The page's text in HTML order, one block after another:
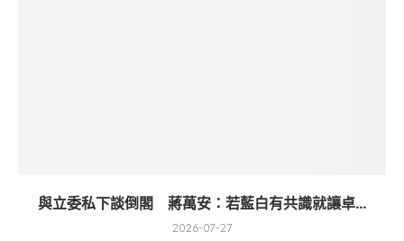
與立委私下談倒閣 蔣萬安：若藍白有共識就讓卓...
2026-07-27